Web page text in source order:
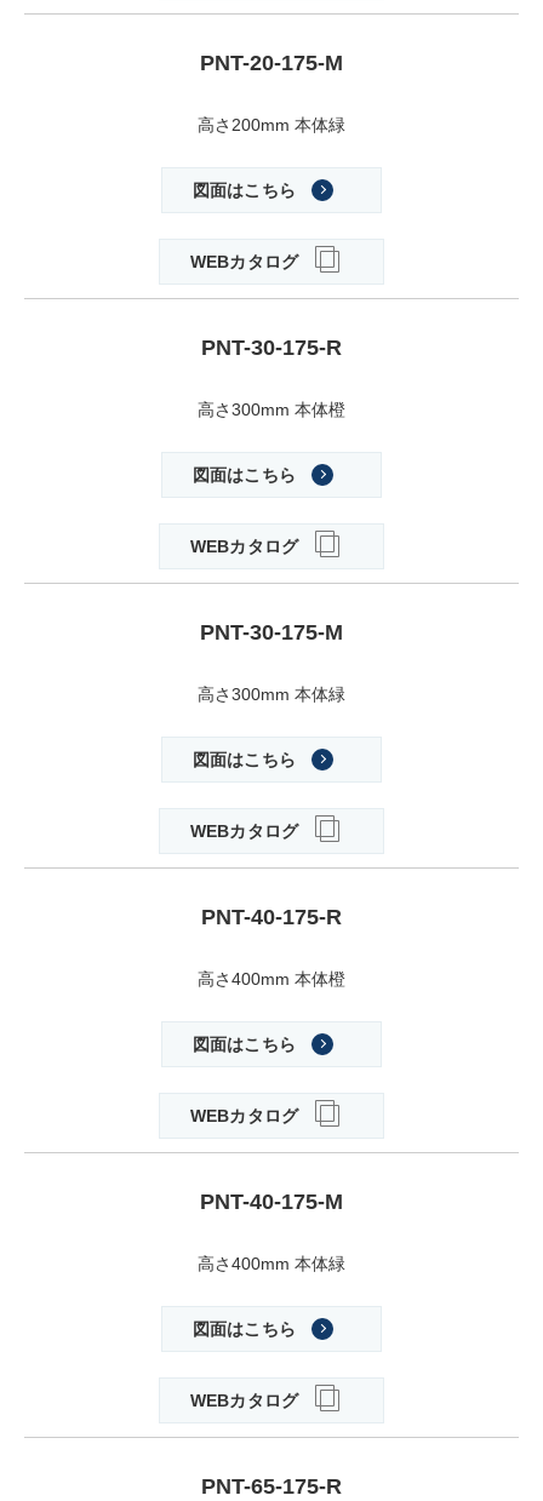
PNT-20-175-M
高さ200mm 本体緑
図面はこちら
WEBカタログ
PNT-30-175-R
高さ300mm 本体橙
図面はこちら
WEBカタログ
PNT-30-175-M
高さ300mm 本体緑
図面はこちら
WEBカタログ
PNT-40-175-R
高さ400mm 本体橙
図面はこちら
WEBカタログ
PNT-40-175-M
高さ400mm 本体緑
図面はこちら
WEBカタログ
PNT-65-175-R